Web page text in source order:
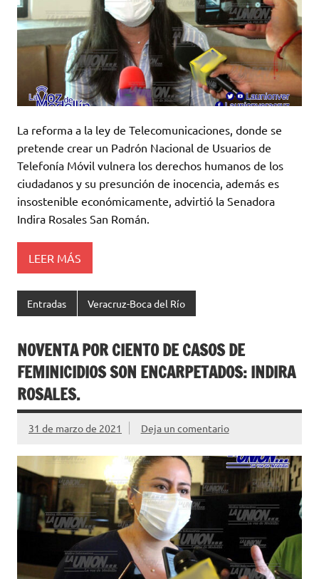
La reforma a la ley de Telecomunicaciones, donde se
pretende crear un Padrón Nacional de Usuarios de
Telefonía Móvil vulnera los derechos humanos de los
ciudadanos y su presunción de inocencia, además es
insostenible económicamente, advirtió la Senadora
Indira Rosales San Román.
LEER MÁS
Entradas Veracruz-Boca del Río
NOVENTA POR CIENTO DE CASOS DE
FEMINICIDIOS SON ENCARPETADOS: INDIRA
ROSALES.
31 de marzo de 2021 Deja un comentario